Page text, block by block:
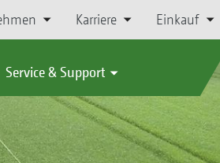
Karriere Einkauf
Service & Support